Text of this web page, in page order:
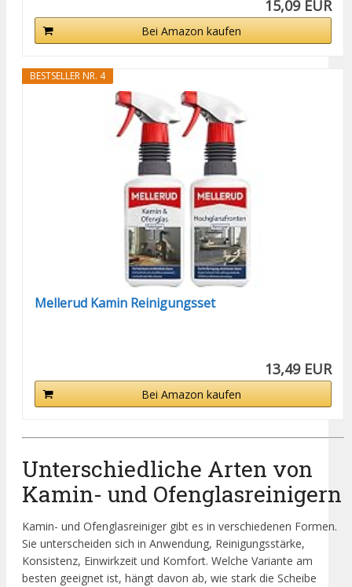
15,09 EUR
Bei Amazon kaufen
BESTSELLER NR. 4
Mellerud Kamin Reinigungsset
13,49 EUR
Bei Amazon kaufen
Unterschiedliche Arten von
Kamin- und Ofenglasreinigern
Kamin- und Ofenglasreiniger gibt es in verschiedenen Formen.
Sie unterscheiden sich in Anwendung, Reinigungsstärke,
Konsistenz, Einwirkzeit und Komfort. Welche Variante am
besten geeignet ist, hängt davon ab, wie stark die Scheibe